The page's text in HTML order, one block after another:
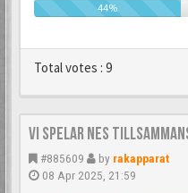
44%
Total votes : 9
Vi spelar NES
#885609 by rakapparat
08 Apr 2025, 21:59